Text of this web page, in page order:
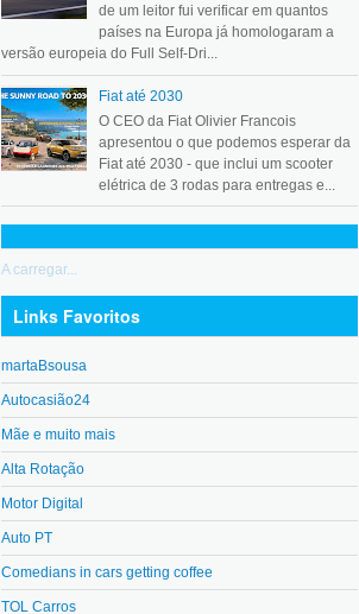
de um leitor fui verificar em quantos
países na Europa já homologaram a
versão europeia do Full Self-Dri...
Fiat até 2030
O CEO da Fiat Olivier Francois
apresentou o que podemos esperar da
Fiat até 2030 - que inclui um scooter
elétrica de 3 rodas para entregas e...
A carregar...
Links Favoritos
martaBsousa
Autocasião24
Mãe e muito mais
Alta Rotação
Motor Digital
Auto PT
Comedians in cars getting coffee
TOL Carros